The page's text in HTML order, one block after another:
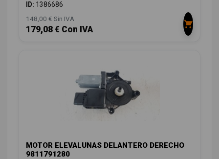
ID: 1386686
148,00 € Sin IVA
179,08 € Con IVA
MOTOR ELEVALUNAS DELANTERO DERECHO
9811791280